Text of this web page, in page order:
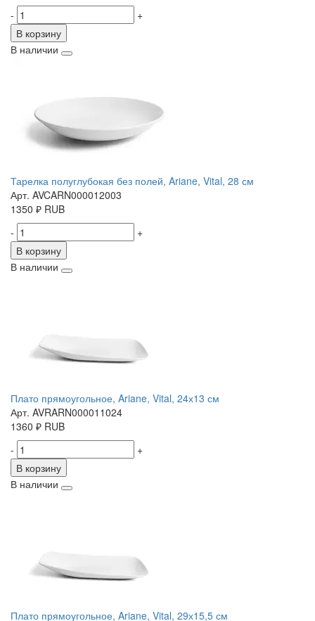
-
+
В корзину
В наличии
Тарелка полуглубокая без полей, Ariane, Vital, 28 см
Арт. AVCARN000012003
1350 ₽ RUB
-
+
В корзину
В наличии
Плато прямоугольное, Ariane, Vital, 24х13 см
Арт. AVRARN000011024
1360 ₽ RUB
-
+
В корзину
В наличии
Плато прямоугольное, Ariane, Vital, 29х15,5 см